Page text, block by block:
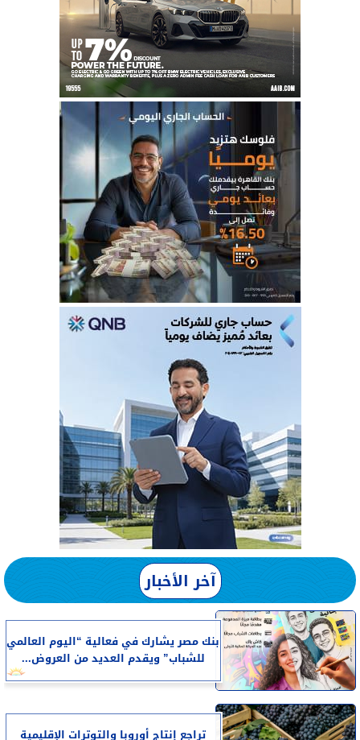
آخر الأخبار
بنك مصر يشارك في فعالية “اليوم العالمي
للشباب” ويقدم العديد من العروض...
تراجع إنتاج أوروبا والتوترات الإقليمية